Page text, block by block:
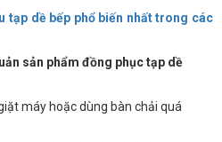
tạp dề bếp phổ biến nhất trong các
sản phẩm đồng phục tạp dề
máy hoặc dùng bàn chải quá